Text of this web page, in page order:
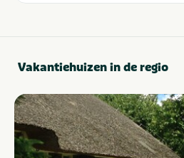
Vakantiehuizen in de regio